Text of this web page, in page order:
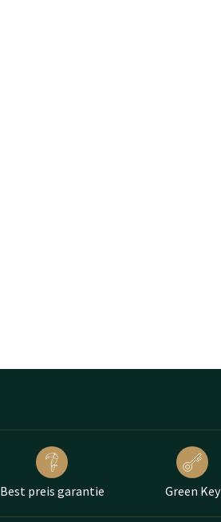
Best preis garantie Green Key